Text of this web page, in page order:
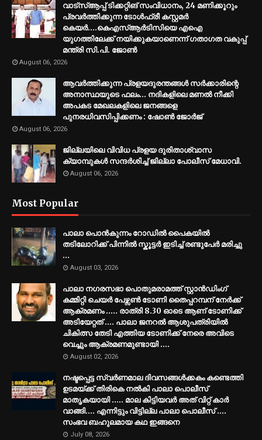
വാട്സ്ആപ്പ് ടിക്കറ്റിങ് സംവിധാനം, 24 മണിക്കൂറും
പ്രവർത്തിക്കുന്ന ടോൾഫ്രീ കസ്റ്റമർ
കെയർ....കെഎസ്ആർടിസിയെ എഐ
യുഗത്തിലേക്ക് നയിക്കുകയാണെന്ന് ഗതാഗത വകുപ്പ്
മന്ത്രി സി.പി. ജോൺ
August 06, 2026
ആവർത്തിക്കുന്ന പ്രളയദുരന്തങ്ങൾ സർക്കാരിന്റെ
അനാസ്ഥയുടെ ഫലം... നദികളിലെ മണൽ നീക്കി
അപകട മേഖലകളിലെ ജനങ്ങളെ
പുനരധിവസിപ്പിക്കണം : ഷോൺ ജോർജ്
August 06, 2026
ജില്ലയിലെ വിവിധ പ്രളയ ദുരിതാശ്വാസ
ക്യാമ്പുകൾ സന്ദർശിച്ച് ജില്ലാ പോലീസ് മേധാവി.
August 06, 2026
Most Popular
പാലാ പൊൻകുന്നം റോഡിൽ പൈകയിൽ
തടിലോറിക്ക് പിന്നിൽ സ്കൂട്ടർ ഇടിച്ച് രണ്ടുപേർ മരിച്ചു
...
August 03, 2026
പാലാ നഗരസഭാ പൊതുമരാമത്ത് സ്റ്റാൻഡിംഗ്
കമ്മിറ്റി ചെയർ പേഴ്സൺ ടോണി തൈപ്പറമ്പന് നേർക്ക്
ആക്രമണം ..... രാത്രി 8.30 ഓടെ ആണ് ടോണിക്ക്
അടിയേറ്റത് .... പാലാ ജനറൽ ആശുപത്രിയിൽ
ചികിത്സ തേടി എത്തിയ ടോണിക്ക് നേരെ അവിടെ
വെച്ചും ആക്രമണമുണ്ടായി ....
August 02, 2026
നഷ്ടപ്പെട്ട സ്വർണമാല ദിവസങ്ങൾക്കകം കണ്ടെത്തി
ഉടമയ്ക്ക് തിരികെ നൽകി പാലാ പൊലീസ്
മാതൃകയായി ..... മാല കിട്ടിയവർ അത് വിറ്റ് കാർ
വാങ്ങി.... എന്നിട്ടും വിട്ടില്ല പാലാ പൊലീസ് ....
സംഭവ ബഹുലമായ കഥ ഇങ്ങനെ
July 08, 2026